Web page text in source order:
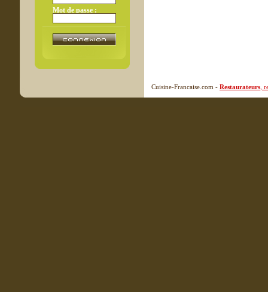
Mot de passe :
Cuisine-Francaise.com - Restaurateurs ,